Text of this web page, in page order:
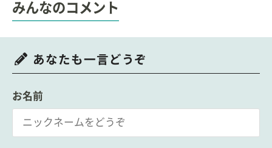
みんなのコメント
あなたも一言どうぞ
お名前